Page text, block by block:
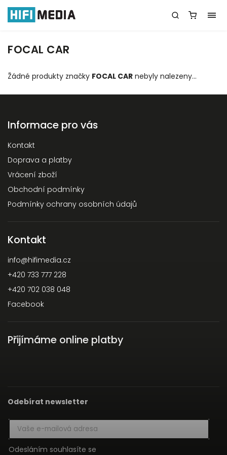
FOCAL CAR
Žádné produkty značky FOCAL CAR nebyly nalezeny...
Informace pro vás
Kontakt
Doprava a platby
Vrácení zboží
Obchodní podmínky
Podmínky ochrany osobních údajů
Kontakt
info@hifimedia.cz
+420 733 777 228
+420 702 038 048
Facebook
Přijímáme online platby
Odebírat newsletter
Odesláním souhlasíte se